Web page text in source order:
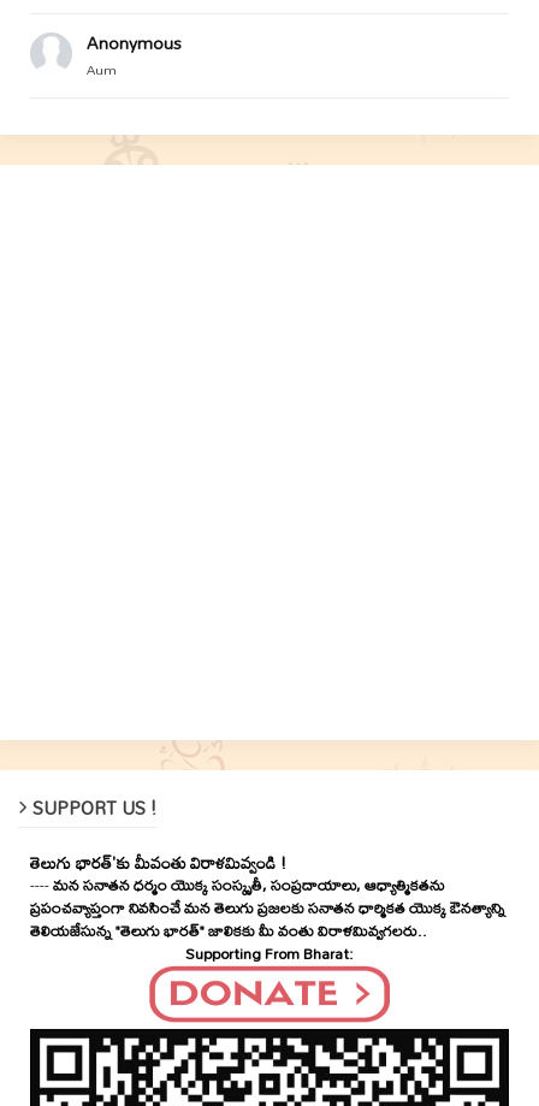
Anonymous
Aum
SUPPORT US !
తెలుగు భారత్'కు మీవంతు విరాళమివ్వండి !
----మన సనాతన ధర్మం యొక్క సంస్కృతీ, సంప్రదాయాలు, ఆధ్యాత్మికతను
ప్రపంచవ్యాప్తంగా నివసించే మన తెలుగు ప్రజలకు సనాతన ధార్మికత యొక్క ఔనత్యాన్ని
తెలియజేసున్న "తెలుగు భారత్" జాలికకు మీ వంతు విరాళమివ్వగలరు..
Supporting From Bharat: